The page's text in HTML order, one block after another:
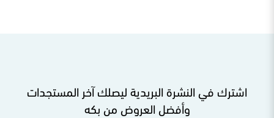
اشترك في النشرة البريدية ليصلك آخر المستجدات
وأفضل العروض من بكه